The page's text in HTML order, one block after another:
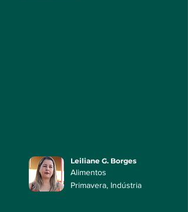
Leiliane G. Borges
Alimentos
Primavera, Indústria